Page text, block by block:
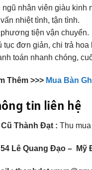
nhân viên giàu kinh
nhiệt tình, tận tình.
tiện vận chuyển.
tục đơn giản, chi trả
toán nhanh chóng,
Thêm >>> Mua Bàn
tin liên hệ
Thành Đạt : Thu
Lê Quang Đạo – Mỹ